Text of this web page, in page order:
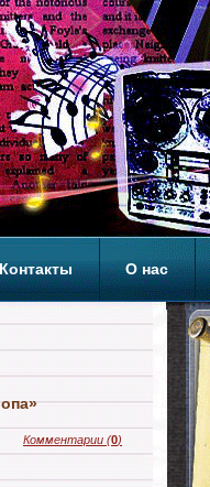
Контакты О нас
Комментарии (0)